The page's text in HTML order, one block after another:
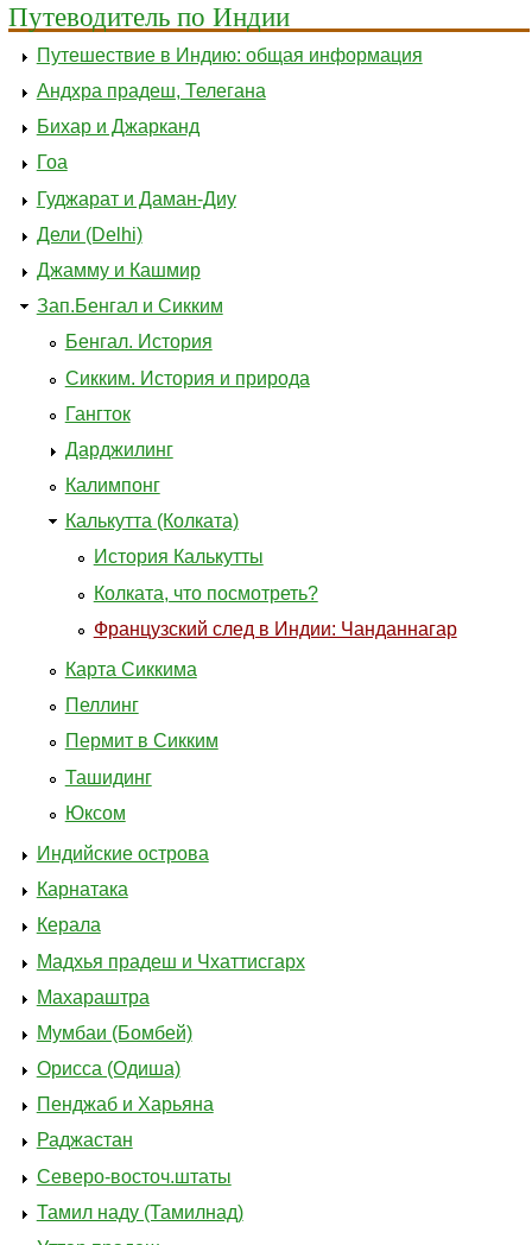
Путеводитель по Индии
Путешествие в Индию: общая информация
Андхра прадеш, Телегана
Бихар и Джарканд
Гоа
Гуджарат и Даман-Диу
Дели (Delhi)
Джамму и Кашмир
Зап.Бенгал и Сикким
Бенгал. История
Сикким. История и природа
Гангток
Дарджилинг
Калимпонг
Калькутта (Колката)
История Калькутты
Колката, что посмотреть?
Французский след в Индии: Чанданнагар
Карта Сиккима
Пеллинг
Пермит в Сикким
Ташидинг
Юксом
Индийские острова
Карнатака
Керала
Мадхья прадеш и Чхаттисгарх
Махараштра
Мумбаи (Бомбей)
Орисса (Одиша)
Пенджаб и Харьяна
Раджастан
Северо-восточ.штаты
Тамил наду (Тамилнад)